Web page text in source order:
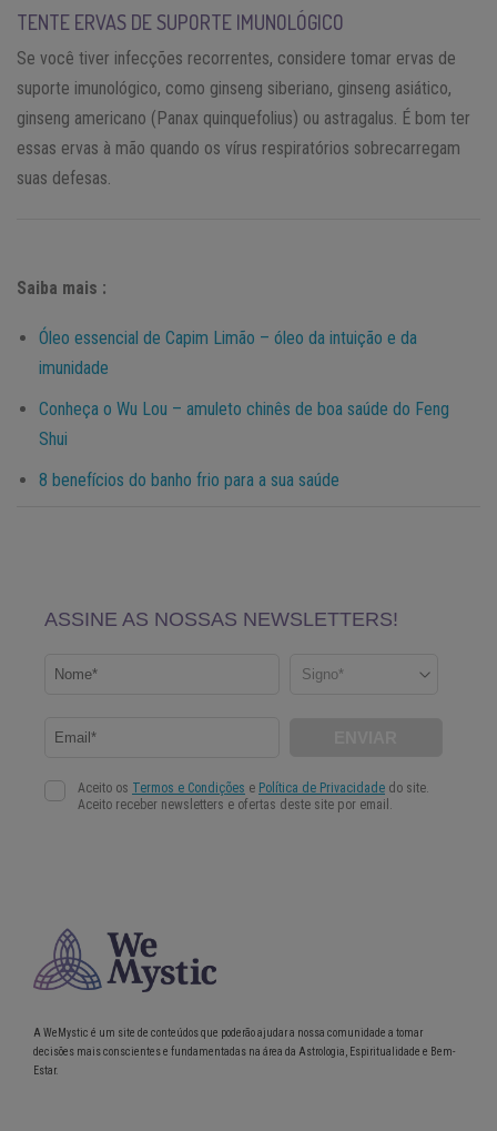
TENTE ERVAS DE SUPORTE IMUNOLÓGICO
Se você tiver infecções recorrentes, considere tomar ervas de
suporte imunológico, como ginseng siberiano, ginseng asiático,
ginseng americano (Panax quinquefolius) ou astragalus. É bom ter
essas ervas à mão quando os vírus respiratórios sobrecarregam
suas defesas.
Saiba mais :
Óleo essencial de Capim Limão – óleo da intuição e da
imunidade
Conheça o Wu Lou – amuleto chinês de boa saúde do Feng
Shui
8 benefícios do banho frio para a sua saúde
A WeMystic é um site de conteúdos que poderão ajudar a nossa comunidade a tomar
decisões mais conscientes e fundamentadas na área da Astrologia, Espiritualidade e Bem-
Estar.